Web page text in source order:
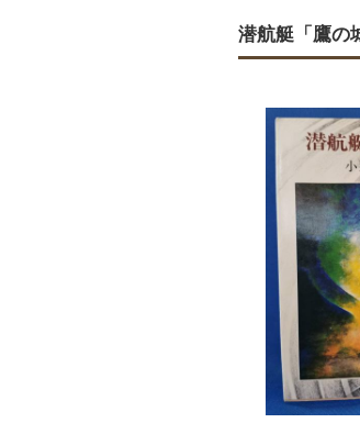
潜航艇「鷹の